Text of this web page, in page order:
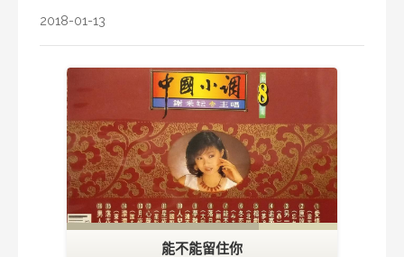
2018-01-13
能不能留住你